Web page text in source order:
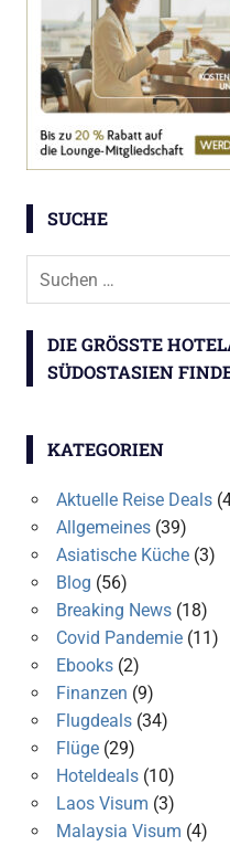
SUCHE
Suchen
DIE GRÖSSTE
ÜDOSTASIEN
KATEGORIEN
Aktuelle Reise Deals
Allgemeines(39)
Asiatische Küche(3)
Blog (56)
Breaking News(18)
Covid Pandemie(11)
Ebooks(2)
Finanzen (9)
Flugdeals(34)
Flüge(29)
Hoteldeals(10)
Laos Visum (3)
Malaysia Visum (4)